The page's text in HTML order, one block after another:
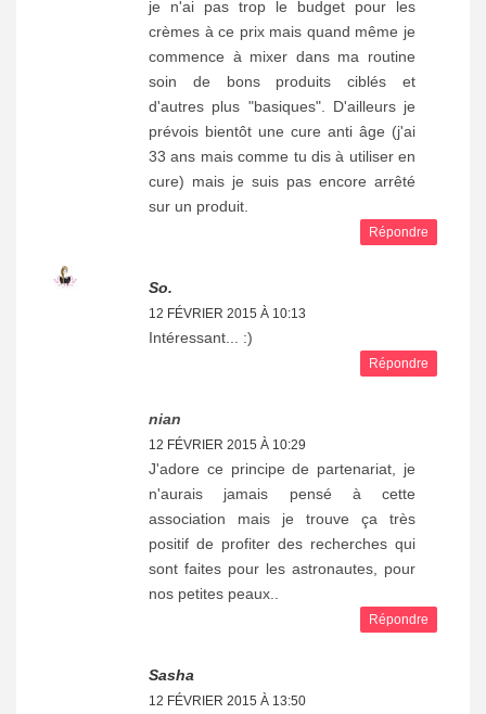
je n'ai pas trop le budget pour les
crèmes à ce prix mais quand même je
commence à mixer dans ma routine
soin de bons produits ciblés et
d'autres plus "basiques". D'ailleurs je
prévois bientôt une cure anti âge (j'ai
33 ans mais comme tu dis à utiliser en
cure) mais je suis pas encore arrêté
sur un produit.
Répondre
So.
12 FÉVRIER 2015 À 10:13
Intéressant... :)
Répondre
nian
12 FÉVRIER 2015 À 10:29
J'adore ce principe de partenariat, je
n'aurais jamais pensé à cette
association mais je trouve ça très
positif de profiter des recherches qui
sont faites pour les astronautes, pour
nos petites peaux..
Répondre
Sasha
12 FÉVRIER 2015 À 13:50